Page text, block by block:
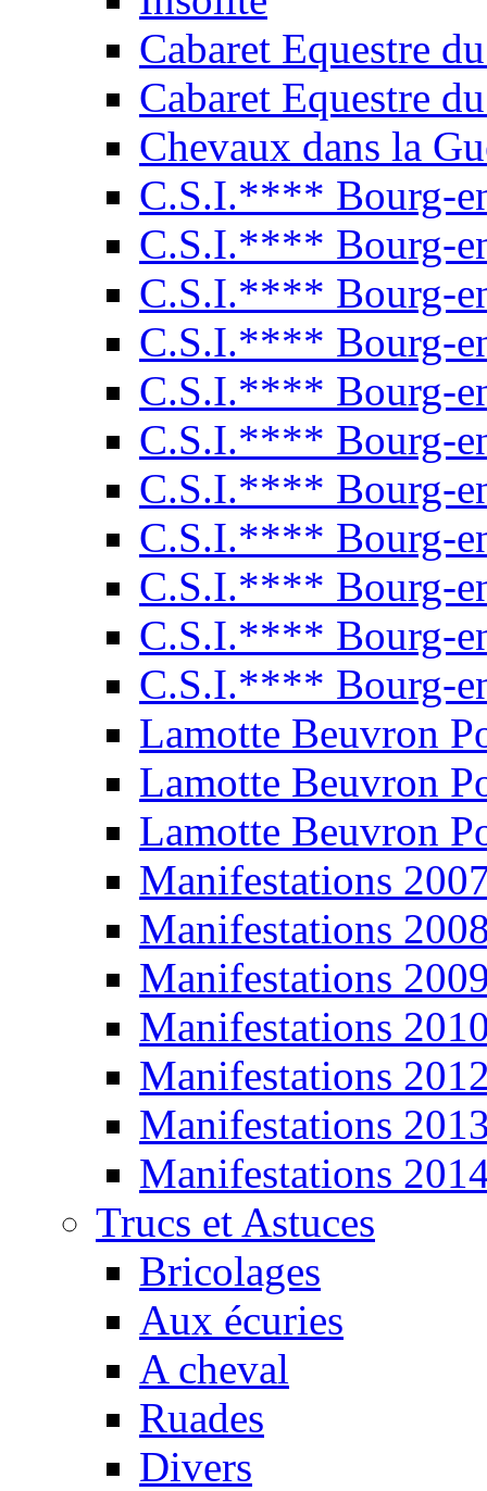
Cabaret Equestre
Cabaret Equestre
Chevaux dans la
C.S.I.**** Bourg-
C.S.I.**** Bourg-
C.S.I.**** Bourg-
C.S.I.**** Bourg-
C.S.I.**** Bourg-
C.S.I.**** Bourg-
C.S.I.**** Bourg-
C.S.I.**** Bourg-
C.S.I.**** Bourg-
C.S.I.**** Bourg-
C.S.I.**** Bourg-
Lamotte Beuvron
Lamotte Beuvron
Lamotte Beuvron
Manifestations
Manifestations
Manifestations
Manifestations
Manifestations
Manifestations
Manifestations
Trucs et Astuces
Bricolages
Aux écuries
A cheval
Ruades
Divers